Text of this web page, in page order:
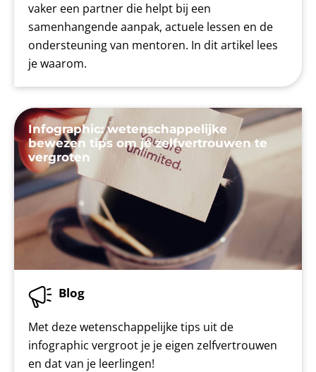
vaker een partner die helpt bij een
samenhangende aanpak, actuele lessen en de
ondersteuning van mentoren. In dit artikel lees
je waarom.
Infographic: wetenschappelijke
bewezen tips om je zelfvertrouwen te
vergroten
Blog
Met deze wetenschappelijke tips uit de
infographic vergroot je je eigen zelfvertrouwen
en dat van je leerlingen!